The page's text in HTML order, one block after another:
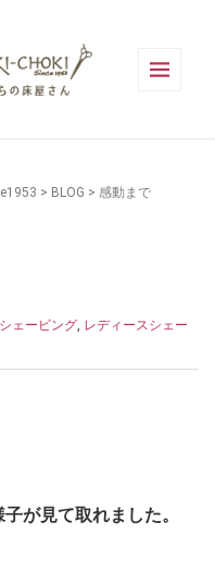
> BLOG > 感動まで
ェービング, レディースシェー
が見て取れました。